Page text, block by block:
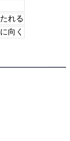
れる
向く